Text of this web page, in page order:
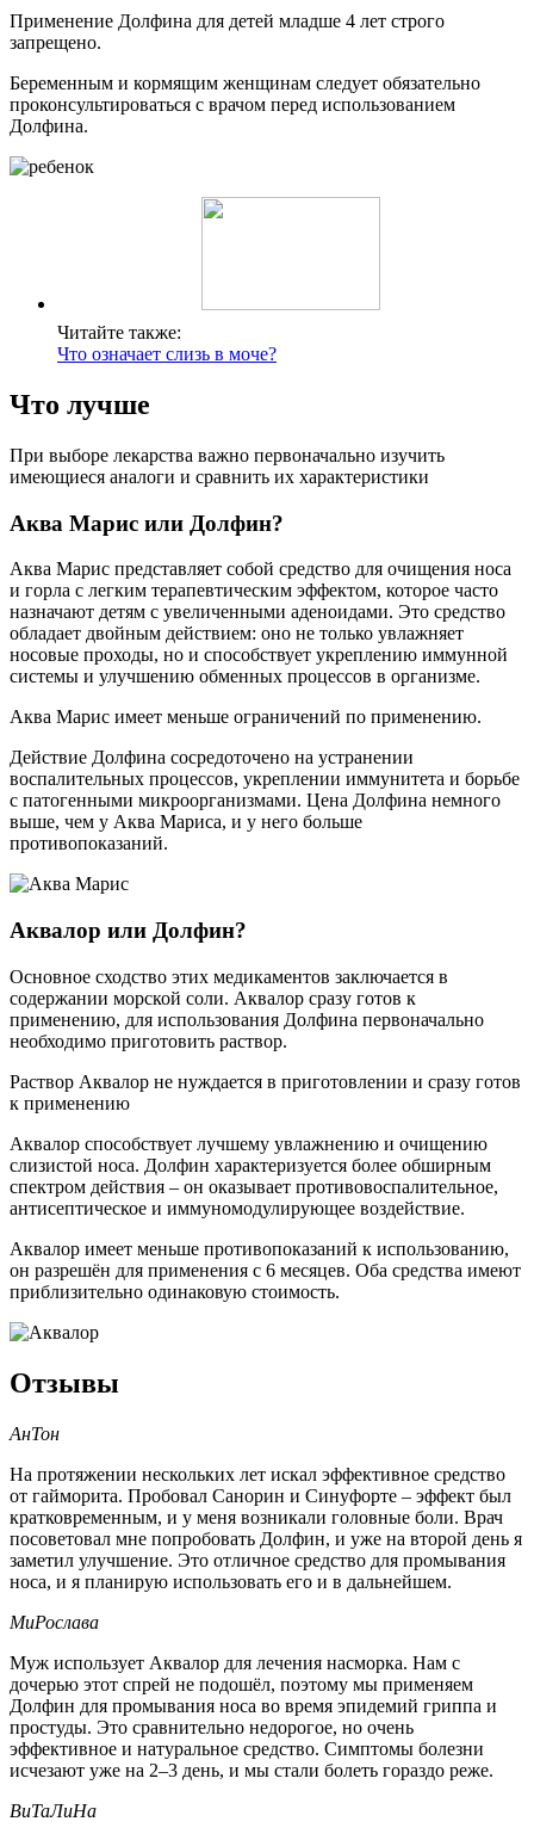
Применение Долфина для детей младше 4 лет строго
запрещено.
Беременным и кормящим женщинам следует обязательно
проконсультироваться с врачом перед использованием
Долфина.
Читайте также:
Что означает слизь в моче?
Что лучше
При выборе лекарства важно первоначально изучить
имеющиеся аналоги и сравнить их характеристики
Аква Марис или Долфин?
Аква Марис представляет собой средство для очищения носа
и горла с легким терапевтическим эффектом, которое часто
назначают детям с увеличенными аденоидами. Это средство
обладает двойным действием: оно не только увлажняет
носовые проходы, но и способствует укреплению иммунной
системы и улучшению обменных процессов в организме.
Аква Марис имеет меньше ограничений по применению.
Действие Долфина сосредоточено на устранении
воспалительных процессов, укреплении иммунитета и борьбе
с патогенными микроорганизмами. Цена Долфина немного
выше, чем у Аква Мариса, и у него больше
противопоказаний.
Аквалор или Долфин?
Основное сходство этих медикаментов заключается в
содержании морской соли. Аквалор сразу готов к
применению, для использования Долфина первоначально
необходимо приготовить раствор.
Раствор Аквалор не нуждается в приготовлении и сразу готов
к применению
Аквалор способствует лучшему увлажнению и очищению
слизистой носа. Долфин характеризуется более обширным
спектром действия – он оказывает противовоспалительное,
антисептическое и иммуномодулирующее воздействие.
Аквалор имеет меньше противопоказаний к использованию,
он разрешён для применения с 6 месяцев. Оба средства имеют
приблизительно одинаковую стоимость.
Отзывы
АнТон
На протяжении нескольких лет искал эффективное средство
от гайморита. Пробовал Санорин и Синуфорте – эффект был
кратковременным, и у меня возникали головные боли. Врач
посоветовал мне попробовать Долфин, и уже на второй день я
заметил улучшение. Это отличное средство для промывания
носа, и я планирую использовать его и в дальнейшем.
МиРослава
Муж использует Аквалор для лечения насморка. Нам с
дочерью этот спрей не подошёл, поэтому мы применяем
Долфин для промывания носа во время эпидемий гриппа и
простуды. Это сравнительно недорогое, но очень
эффективное и натуральное средство. Симптомы болезни
исчезают уже на 2–3 день, и мы стали болеть гораздо реже.
ВиТаЛиНа